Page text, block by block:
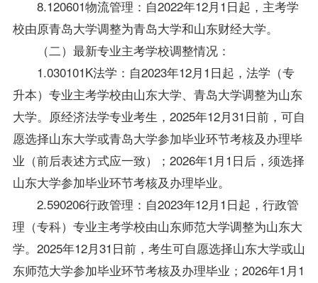
8.120601物流管理：自2022年12月1日起，主考学
校由原青岛大学调整为青岛大学和山东财经大学。
（二）最新专业主考学校调整情况：
1.030101K法学：自2023年12月1日起，法学（专
升本）专业主考学校由山东大学、青岛大学调整为山东
大学。原经济法学专业考生，2025年12月31日前，可自
愿选择山东大学或青岛大学参加毕业环节考核及办理毕
业（前后表述方式应一致）；2026年1月1日后，须选择
山东大学参加毕业环节考核及办理毕业。
2.590206行政管理：自2023年12月1日起，行政管
理（专科）专业主考学校由山东师范大学调整为山东大
学。2025年12月31日前，考生可自愿选择山东大学或山
东师范大学参加毕业环节考核及办理毕业；2026年1月1